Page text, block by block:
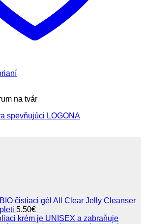
na tvár
spevňujúci LOGONA
BIO čistiaci gél All Clear Jelly Cleanser
5.50€